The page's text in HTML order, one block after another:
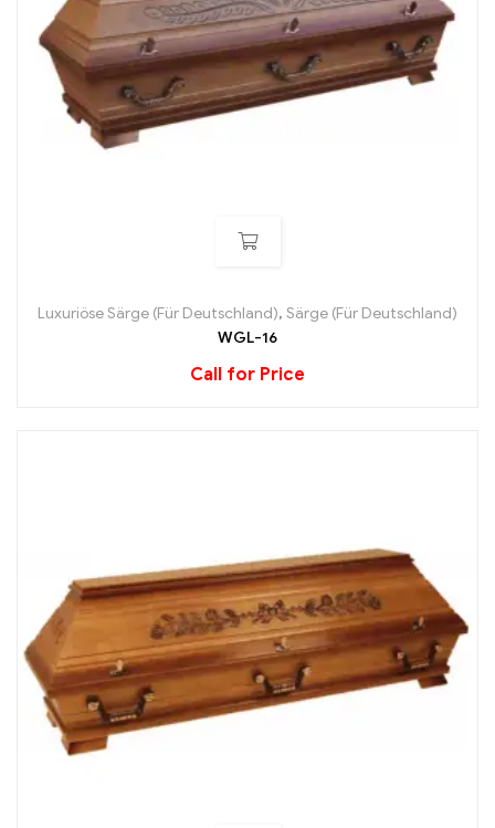
Luxuriöse Särge (Für Deutschland), Särge (Für Deutschland)
WGL-16
Call for Price